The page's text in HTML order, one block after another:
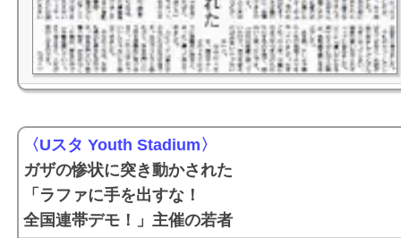
〈Uスタ Youth Stadium〉
ガザの惨状に突き動かされた
「ラファに手を出すな！
全国連帯デモ！」主催の若者